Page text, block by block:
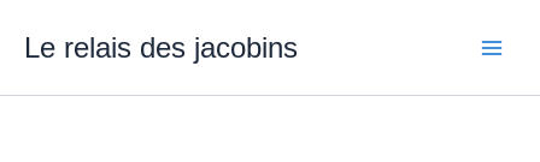
contenuLe relais des jacobins